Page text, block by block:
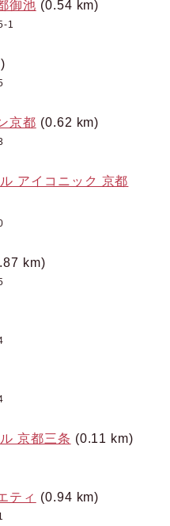
御池 (0.54 km)
1
京都 (0.62 km)
アイコニック 京都
km)
京都三条 (0.11 km)
ティ (0.94 km)